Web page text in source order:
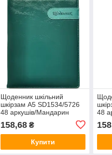
Щоденник шкільний
шкірзам А5 SD1534/5726
48 аркушів/Мандарин
158,68₴
Купити
48